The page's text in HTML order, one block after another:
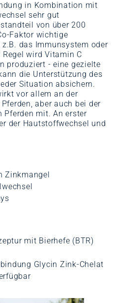
in Kombination mit
sehr gut
von über 200
Faktor wichtige
das Immunsystem oder
wird Vitamin C
produziert - eine gezielte
die Unterstützung des
Situation absichern.
vor allem an der
aber auch bei der
Pferden mit. An erster
der Hautstoffwechsel und
Zinkmangel
mit Bierhefe (BTR)
Glycin Zink-Chelat